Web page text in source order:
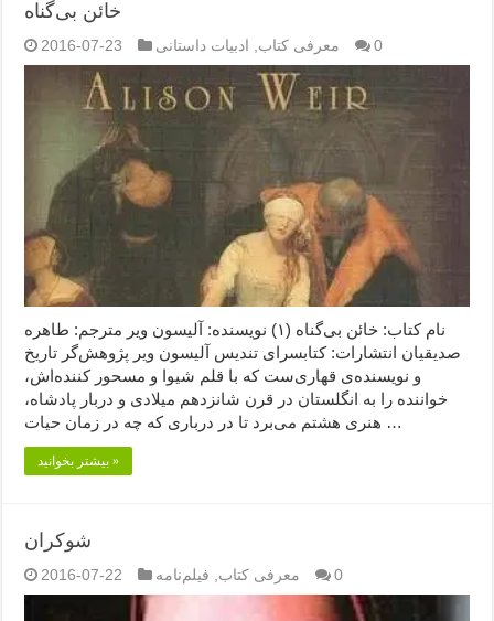
خائن بی‌گناه
2016-07-23 معرفی کتاب ادبیات داستانی 0
نام کتاب: خائن بی‌گناه (۱) نویسنده: آلیسون ویر مترجم: طاهره
صدیقیان انتشارات: کتابسرای تندیس آلیسون ویر پژوهش‌گر تاریخ
و نویسنده‌ی قهاری‌ست که با قلم شیوا و مسحور کننده‌اش،
خواننده را به انگلستان در قرن شانزدهم میلادی و دربار پادشاه،
هنری هشتم می‌برد تا در درباری که چه در زمان حیات …
بیشتر بخوانید »
شوکران
2016-07-22 معرفی کتاب فیلم‌نامه 0